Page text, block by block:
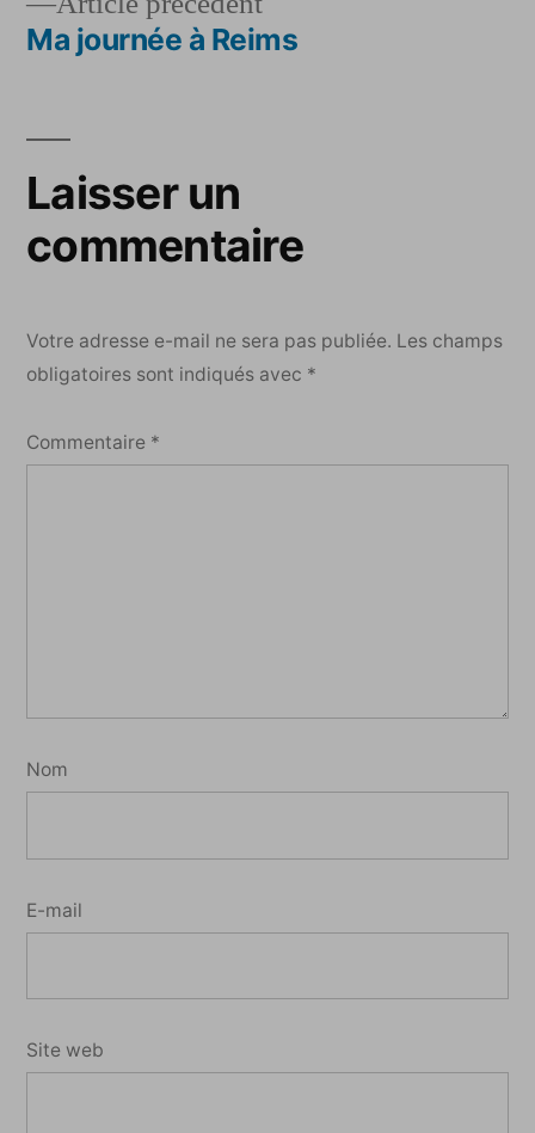
de
l’article
précédent :
Ma journée à Reims
Laisser un
commentaire
Votre adresse e-mail ne sera pas publiée. Les champs
obligatoires sont indiqués avec *
Commentaire *
Nom
E-mail
Site web